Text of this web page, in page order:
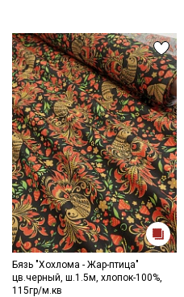
Бязь "Хохлома - Жар-птица"
цв.черный, ш.1.5м, хлопок-100%,
115гр/м.кв